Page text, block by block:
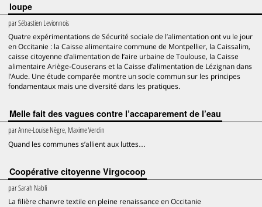
loupe
parSébastien Levionnois
Quatre expérimentations de Sécurité sociale de l’alimentation ont vu le jour
en Occitanie : la Caisse alimentaire commune de Montpellier, la Caissalim,
caisse citoyenne d’alimentation de l’aire urbaine de Toulouse, la Caisse
alimentaire Ariège-Couserans et la Caisse d’alimentation de Lézignan dans
l’Aude. Une étude comparée montre un socle commun sur les principes
fondamentaux mais une diversité dans les pratiques.
Melle fait des vagues contre l’accaparement de l’eau
parAnne-Louise Nègre, Maxime Verdin
Quand les communes s’allient aux luttes…
Coopérative citoyenne Virgocoop
parSarah Nabli
La filière chanvre textile en pleine renaissance en Occitanie